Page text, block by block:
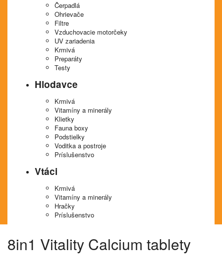
Čerpadlá
Ohrievače
Filtre
Vzduchovacie motorčeky
UV zariadenia
Krmivá
Preparáty
Testy
Hlodavce
Krmivá
Vitamíny a minerály
Klietky
Fauna boxy
Podstielky
Voditka a postroje
Príslušenstvo
Vtáci
Krmivá
Vitamíny a minerály
Hračky
Príslušenstvo
8in1 Vitality Calcium tablety